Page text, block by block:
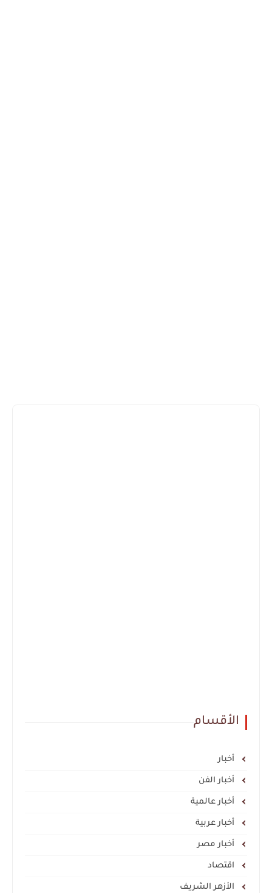
الأقسام
أخبار
أخبار الفن
أخبار عالمية
أخبار عربية
أخبار مصر
اقتصاد
الأزهر الشريف